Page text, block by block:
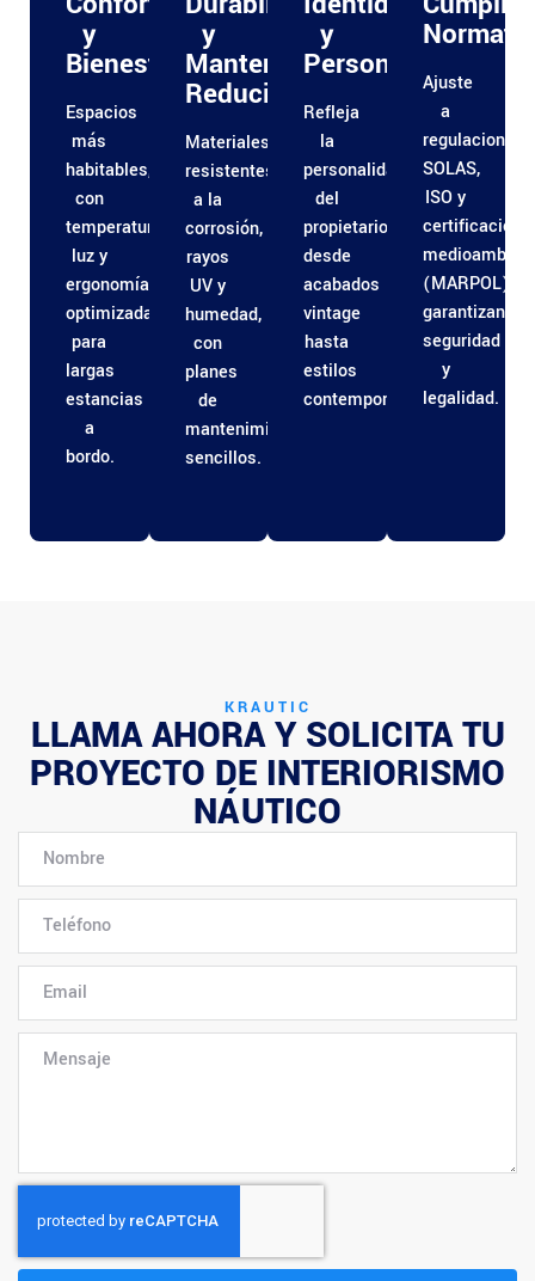
y
Bienestar
Espacios
más
habitables,
con
temperatura,
luz y
ergonomía
optimizadas
para
largas
estancias
a
bordo.
y
Mantenimiento
Reducido
Materiales
resistentes
a la
corrosión,
rayos
UV y
humedad,
con
planes
de
mantenimiento
sencillos.
y
Personalización
Refleja
la
personalidad
del
propietario:
desde
acabados
vintage
hasta
estilos
contemporáneos.
Ajuste
a
regulaciones
SOLAS,
ISO y
(MARPOL),
garantizando
seguridad
y
legalidad.
KRAUTIC
LLAMA AHORA Y SOLICITA TU
PROYECTO DE INTERIORISMO
NÁUTICO